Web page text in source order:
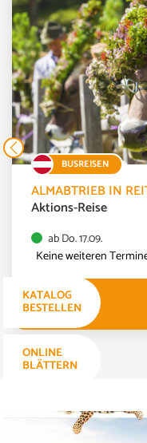
BUSREISEN
ALMABTRIEB IN
Aktions-Reise
ab Do. 17.09.
Keine weiteren
5 TAGE
KATALOG
BESTELLEN
ONLINE
BLÄTTERN